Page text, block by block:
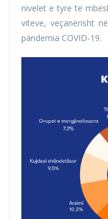
nivelet e tyre të
viteve, veçanërisht
pandemia COVID-19.